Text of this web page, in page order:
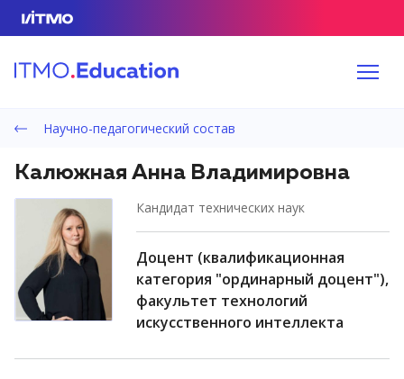
Научно-педагогический состав
Калюжная Анна Владимировна
кандидат технических наук
доцент (квалификационная
категория "ординарный доцент"),
факультет технологий
искусственного интеллекта